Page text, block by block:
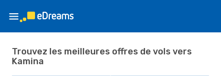
Trouvez les meilleures offres de vols vers
Kamina